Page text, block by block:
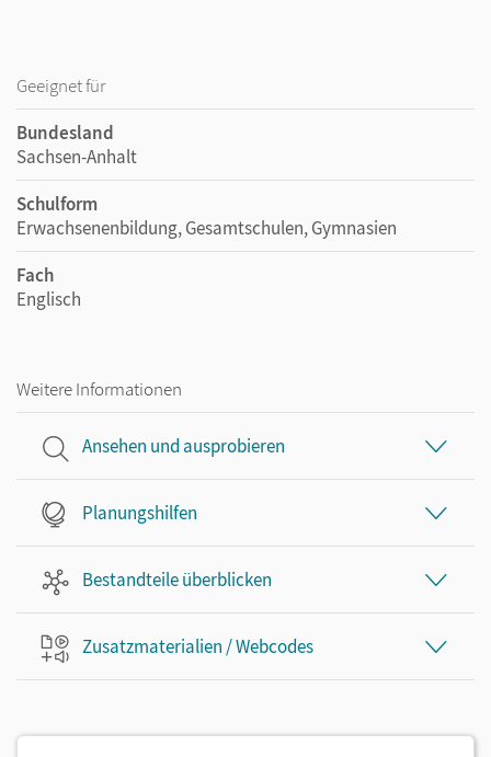
Geeignet für
Bundesland
Sachsen-Anhalt
Schulform
Erwachsenenbildung, Gesamtschulen, Gymnasien
Fach
Englisch
Weitere Informationen
Ansehen und ausprobieren
Planungshilfen
Bestandteile überblicken
Zusatzmaterialien / Webcodes